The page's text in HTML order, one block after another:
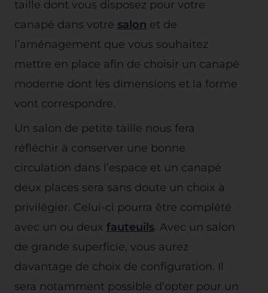
taille dont vous disposez pour votre
canapé dans votre salon et de
l’aménagement que vous souhaitez
mettre en place afin de choisir un canapé
moderne dont les dimensions et la forme
vont correspondre.
Un salon de petite taille nous fera
réfléchir à conserver une bonne
circulation dans l’espace et un canapé
deux places sera sans doute un choix à
privilégier. Celui-ci pourra être complété
avec un ou deux fauteuils. Avec un salon
de grande superficie, vous aurez
davantage de choix de configuration. Il
sera notamment possible d’opter pour un